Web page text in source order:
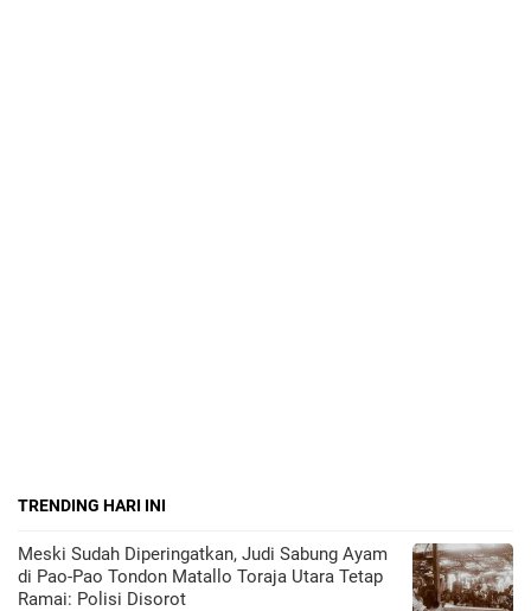
TRENDING HARI INI
Meski Sudah Diperingatkan, Judi Sabung Ayam
di Pao-Pao Tondon Matallo Toraja Utara Tetap
Ramai: Polisi Disorot